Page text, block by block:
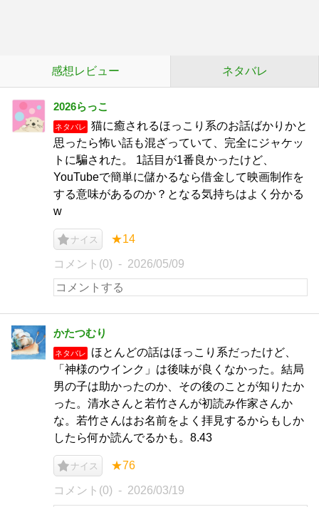
感想レビュー ネタバレ
2026らっこ
ネタバレ
猫に癒されるほっこり系のお話ばかりかと
思ったら怖い話も混ざっていて、完全にジャケッ
トに騙された。 1話目が1番良かったけど、
YouTubeで簡単に儲かるなら借金して映画制作を
する意味があるのか？となる気持ちはよく分かる
w
ナイス ★14
コメント(0) 2026/05/09
かたつむり
ネタバレ
ほとんどの話はほっこり系だったけど、
「神様のウインク」は後味が良くなかった。結局
男の子は助かったのか、その後のことが知りたか
った。清水さんと若竹さんが初読み作家さんか
な。若竹さんはお名前をよく拝見するからもしか
したら何か読んでるかも。8.43
ナイス ★76
コメント(0) 2026/03/19